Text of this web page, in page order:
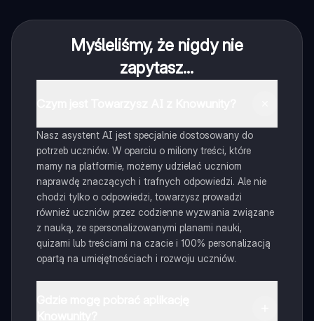
Myśleliśmy, że nigdy nie
zapytasz...
Nasz asystent AI jest specjalnie dostosowany do
potrzeb uczniów. W oparciu o miliony treści, które
mamy na platformie, możemy udzielać uczniom
naprawdę znaczących i trafnych odpowiedzi. Ale nie
chodzi tylko o odpowiedzi, towarzysz prowadzi
również uczniów przez codzienne wyzwania związane
z nauką, ze spersonalizowanymi planami nauki,
quizami lub treściami na czacie i 100% personalizacją
opartą na umiejętnościach i rozwoju uczniów.